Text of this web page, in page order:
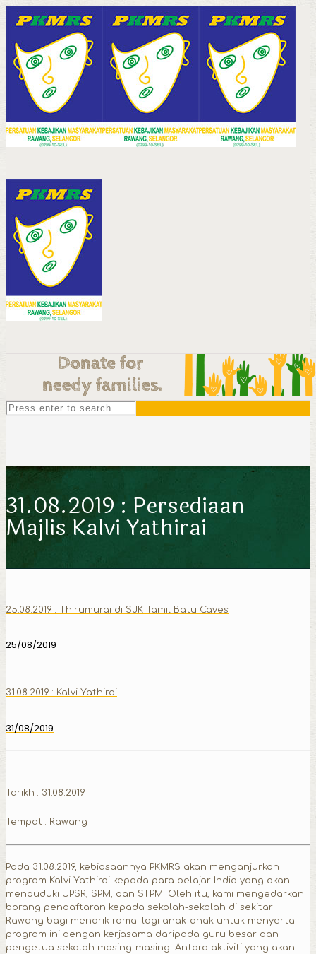
31.08.2019 : Persediaan
Majlis Kalvi Yathirai
25.08.2019 : Thirumurai di SJK Tamil Batu Caves
25/08/2019
31.08.2019 : Kalvi Yathirai
31/08/2019
Tarikh : 31.08.2019
Tempat : Rawang
Pada 31.08.2019, kebiasaannya PKMRS akan menganjurkan
program Kalvi Yathirai kepada para pelajar India yang akan
menduduki UPSR, SPM, dan STPM. Oleh itu, kami mengedarkan
borang pendaftaran kepada sekolah-sekolah di sekitar
Rawang bagi menarik ramai lagi anak-anak untuk menyertai
program ini dengan kerjasama daripada guru besar dan
pengetua sekolah masing-masing. Antara aktiviti yang akan